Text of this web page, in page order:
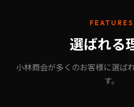
FEATURES
選ばれる
小林商会が多くのお客様に選ば
す。